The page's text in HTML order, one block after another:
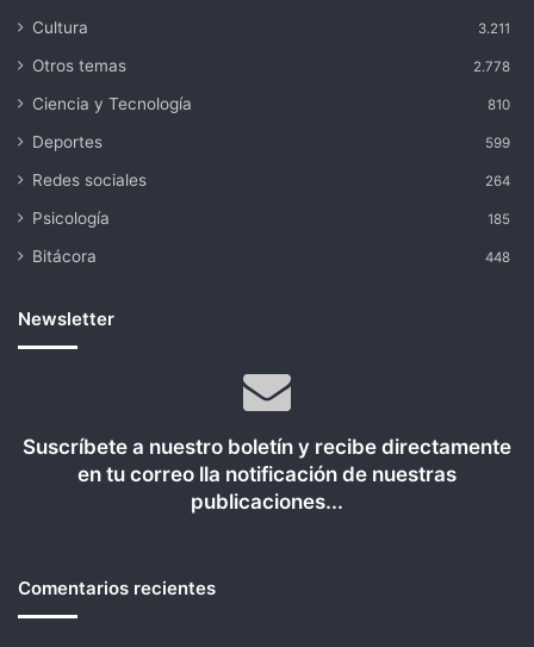
Cultura 3.211
Otros temas 2.778
Ciencia y Tecnología 810
Deportes 599
Redes sociales 264
Psicología 185
Bitácora 448
Newsletter
Suscríbete a nuestro boletín y recibe directamente
en tu correo lla notificación de nuestras
publicaciones...
Comentarios recientes